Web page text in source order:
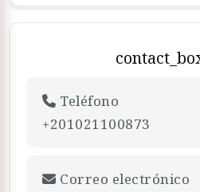
Teléfono
+201021100873
Correo electrónico